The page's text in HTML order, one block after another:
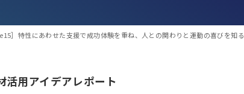
］特性にあわせた支援で成功体験を重ね、人との関わりと運動の喜びを知る
活用アイデアレポート